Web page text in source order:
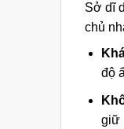
Sở dĩ
chủ
độ
giữ